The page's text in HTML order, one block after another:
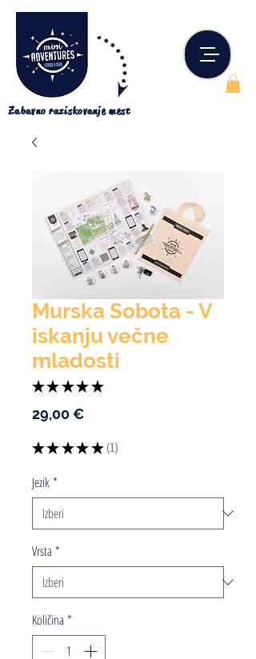
Zabavno raziskovanje mest
Murska Sobota - V
iskanju večne
mladosti
★ ★ ★ ★ ★
29,00 €Price
★ ★ ★ ★ ★ 1
1
Jezik*
Vrsta *
Količina *